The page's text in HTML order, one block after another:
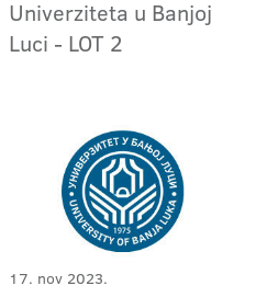
Univerziteta u Banjoj
Luci - LOT 2
17. nov 2023.